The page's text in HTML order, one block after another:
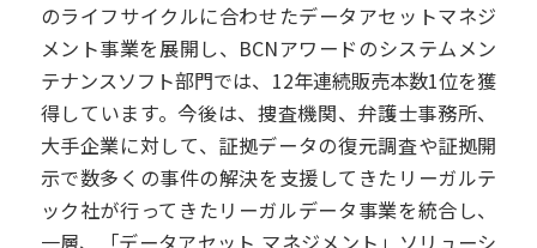
のライフサイクルに合わせたデータアセットマネジ
メント事業を展開し、BCNアワードのシステムメン
テナンスソフト部門では、12年連続販売本数1位を獲
得しています。今後は、捜査機関、弁護士事務所、
大手企業に対して、証拠データの復元調査や証拠開
示で数多くの事件の解決を支援してきたリーガルテ
ック社が行ってきたリーガルデータ事業を統合し、